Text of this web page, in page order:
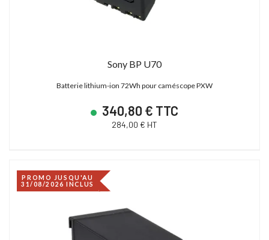
Sony BP U70
Batterie lithium-ion 72Wh pour caméscope PXW
340,80 € TTC
284,00 € HT
PROMO JUSQU'AU
31/08/2026 INCLUS